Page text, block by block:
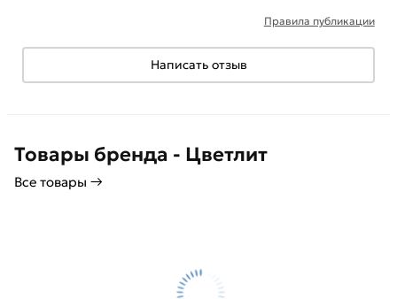
Правила публикации
Написать отзыв
Товары бренда - Цветлит
Все товары →